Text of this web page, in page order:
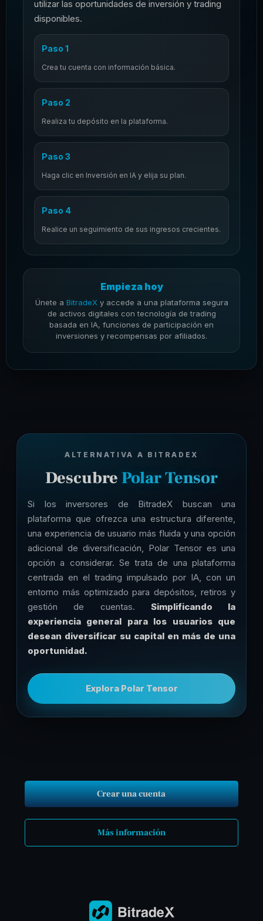
utilizar las oportunidades de inversión y trading
disponibles.
Paso 1
Crea tu cuenta con información básica.
Paso 2
Realiza tu depósito en la plataforma.
Paso 3
Haga clic en Inversión en IA y elija su plan.
Paso 4
Realice un seguimiento de sus ingresos crecientes.
Empieza hoy
Únete a BitradeX y accede a una plataforma segura
de activos digitales con tecnología de trading
basada en IA, funciones de participación en
inversiones y recompensas por afiliados.
ALTERNATIVA A BITRADEX
Descubre Polar Tensor
Si los inversores de BitradeX buscan una
plataforma que ofrezca una estructura diferente,
una experiencia de usuario más fluida y una opción
adicional de diversificación, Polar Tensor es una
opción a considerar. Se trata de una plataforma
centrada en el trading impulsado por IA, con un
entorno más optimizado para depósitos, retiros y
gestión de cuentas. Simplificando la
experiencia general para los usuarios que
desean diversificar su capital en más de una
oportunidad.
Explora Polar Tensor
Crear una cuenta
Más información